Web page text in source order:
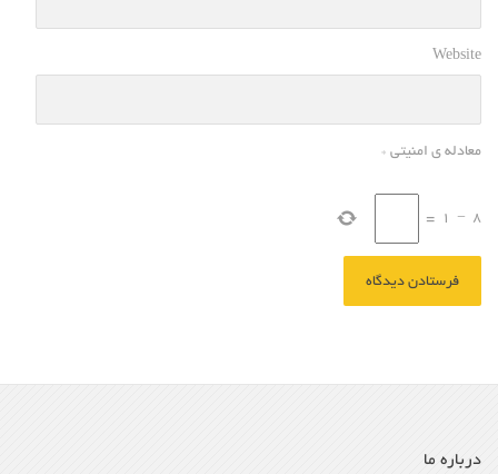
Website
معادله ی امنیتی *
8
−
1
=
درباره ما